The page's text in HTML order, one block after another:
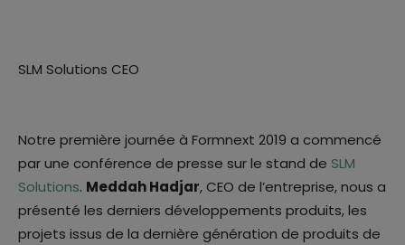
SLM Solutions CEO
Notre première journée à Formnext 2019 a commencé
par une conférence de presse sur le stand de SLM
Solutions. Meddah Hadjar, CEO de l’entreprise, nous a
présenté les derniers développements produits, les
projets issus de la dernière génération de produits de